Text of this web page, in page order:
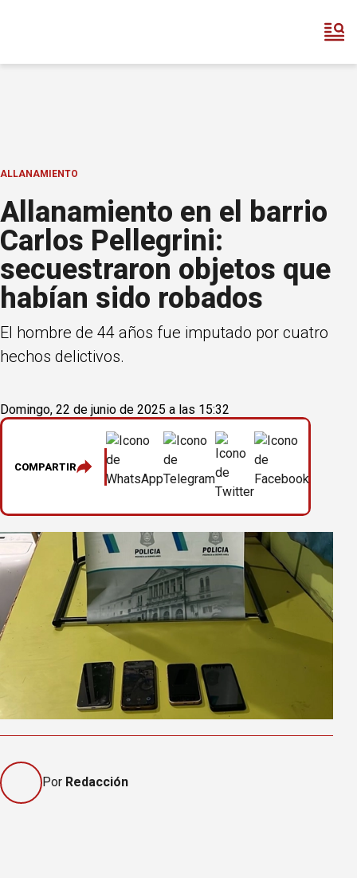
ALLANAMIENTO
Allanamiento en el barrio
Carlos Pellegrini:
secuestraron objetos que
habían sido robados
El hombre de 44 años fue imputado por cuatro
hechos delictivos.
Domingo, 22 de junio de 2025 a las 15:32
COMPARTIR
Por Redacción